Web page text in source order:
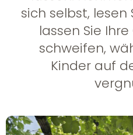
sich selbst, lesen
lassen Sie
schweifen,
Kinder auf